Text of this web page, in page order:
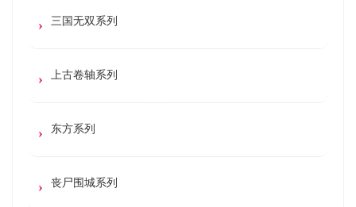
三国无双系列
上古卷轴系列
东方系列
丧尸围城系列